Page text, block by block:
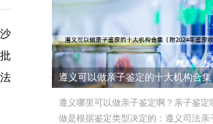
遵义可以做亲子鉴定的十大机构合集
遵义哪里可以做亲子鉴定啊？亲子鉴定
做是根据鉴定类型决定的：遵义司法亲